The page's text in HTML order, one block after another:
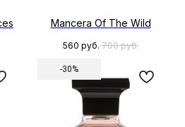
Mancera Of The Wild
560 руб. 700 руб.
-30%